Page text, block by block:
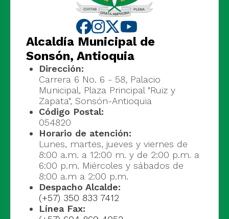
Alcaldía Municipal de
Sonsón, Antioquia
Dirección:
Carrera 6 No. 6 - 58, Palacio
Municipal, Plaza Principal "Ruiz y
Zapata", Sonsón-Antioquia
Código Postal:
054820
Horario de atención:
Lunes, martes, jueves y viernes de
8:00 a.m. a 12:00 m. y de 2:00 p.m. a
6:00 p.m. Miércoles y sábados de
8:00 a.m a 2:00 p.m.
Despacho Alcalde:
(+57) 350 833 7412
Línea Fax: